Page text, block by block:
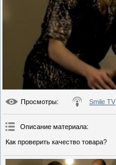
Просмотры: Smile TV
Описание материала:
Как проверить качество товара?